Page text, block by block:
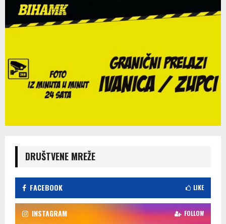
DRUŠTVENE MREŽE
FACEBOOK LIKE
INSTAGRAM FOLLOW